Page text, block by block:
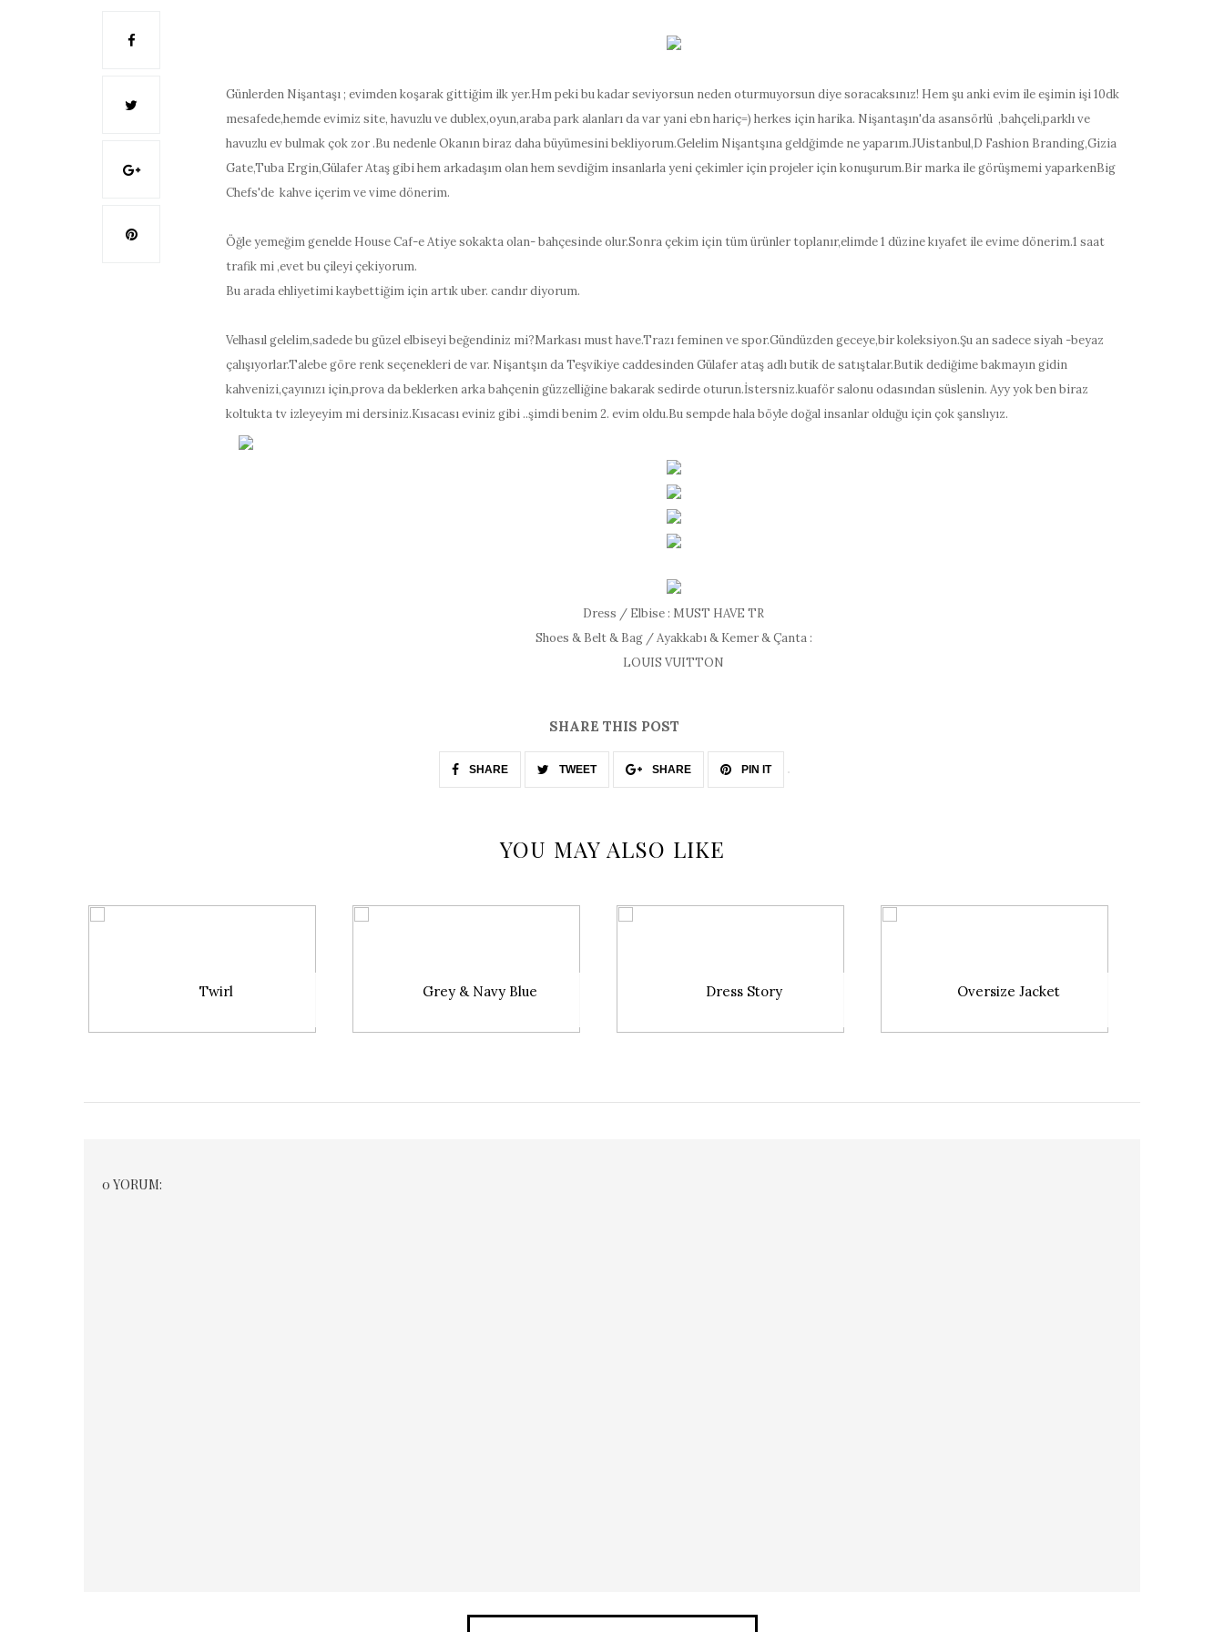
Günlerden Nişantaşı ; evimden koşarak gittiğim ilk yer.Hm peki bu kadar seviyorsun neden oturmuyorsun diye soracaksınız! Hem şu anki evim ile eşimin işi 10dk
mesafede,hemde evimiz site, havuzlu ve dublex,oyun,araba park alanları da var yani ebn hariç=) herkes için harika. Nişantaşın'da asansörlü ,bahçeli,parklı ve
havuzlu ev bulmak çok zor .Bu nedenle Okanın biraz daha büyümesini bekliyorum.Gelelim Nişantşına geldğimde ne yaparım.JUistanbul,D Fashion Branding,Gizia
Gate,Tuba Ergin,Gülafer Ataş gibi hem arkadaşım olan hem sevdiğim insanlarla yeni çekimler için projeler için konuşurum.Bir marka ile görüşmemi yaparkenBig
Chefs'de kahve içerim ve vime dönerim.
Öğle yemeğim genelde House Caf-e Atiye sokakta olan- bahçesinde olur.Sonra çekim için tüm ürünler toplanır,elimde 1 düzine kıyafet ile evime dönerim.1 saat
trafik mi ,evet bu çileyi çekiyorum.
Bu arada ehliyetimi kaybettiğim için artık uber. candır diyorum.
Velhasıl gelelim,sadede bu güzel elbiseyi beğendiniz mi?Markası must have.Trazı feminen ve spor.Gündüzden geceye,bir koleksiyon.Şu an sadece siyah -beyaz
çalışıyorlar.Talebe göre renk seçenekleri de var. Nişantşın da Teşvikiye caddesinden Gülafer ataş adlı butik de satıştalar.Butik dediğime bakmayın gidin
kahvenizi,çayınızı için,prova da beklerken arka bahçenin güzzelliğine bakarak sedirde oturun.İstersniz.kuaför salonu odasından süslenin. Ayy yok ben biraz
koltukta tv izleyeyim mi dersiniz.Kısacası eviniz gibi ..şimdi benim 2. evim oldu.Bu sempde hala böyle doğal insanlar olduğu için çok şanslıyız.
Dress / Elbise : MUST HAVE TR
Shoes & Belt & Bag / Ayakkabı & Kemer & Çanta :
LOUIS VUITTON
SHARE THIS POST
SHARE TWEET SHARE PIN IT
YOU MAY ALSO LIKE
Twirl Grey & Navy Blue Dress Story Oversize Jacket
0 YORUM: